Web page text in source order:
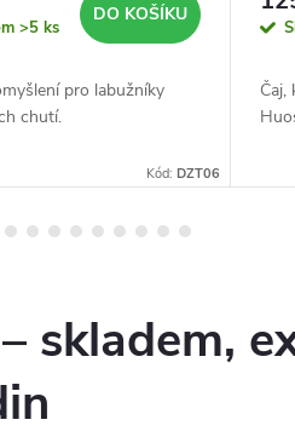
>5 ks
DO KOŠÍKU
pro labužníky
chutí.
Kód: DZT06
Čaj,
skladem,